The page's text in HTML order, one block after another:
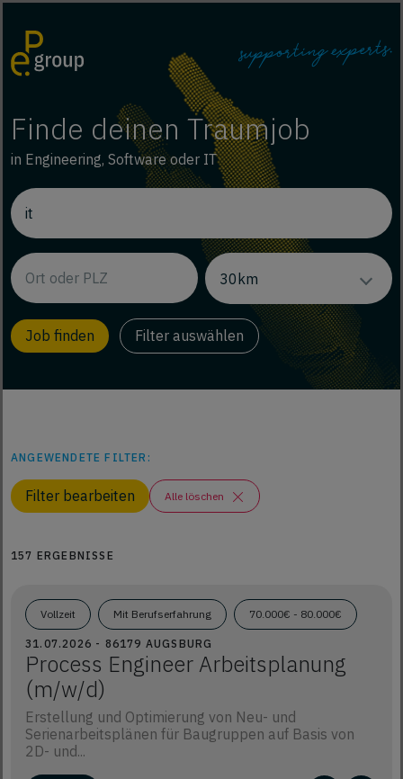
Finde deinen Traumjob
in Engineering, Software oder IT
Filter auswählen
ANGEWENDETE FILTER:
Filter bearbeiten Alle löschen
157 ERGEBNISSE
Vollzeit Mit Berufserfahrung 70.000€ - 80.000€
31.07.2026 - 86179 AUGSBURG
Process Engineer Arbeitsplanung
(m/w/d)
Erstellung und Optimierung von Neu- und
Serienarbeitsplänen für Baugruppen auf Basis von
2D- und...